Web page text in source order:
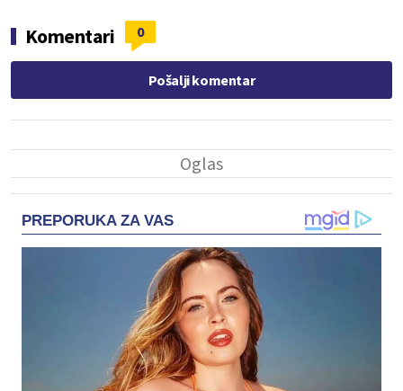
Komentari 0
Pošalji komentar
PREPORUKA ZA VAS